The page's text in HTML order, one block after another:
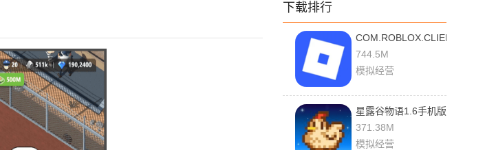
下载排行
COM.ROBLOX.CLIENT
2.716.875 中文版
744.5M
模拟经营
星露谷物语1.6手机版
1.6.15.2 最新版
371.38M
模拟经营